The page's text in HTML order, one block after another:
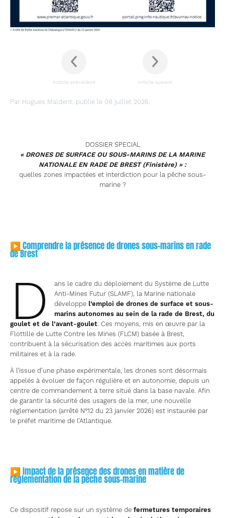
Article précédent Article suivant
Par Hugues Maldent, publié le 08 juillet 2026.
DOSSIER SPECIAL
« DRONES DE SURFACE OU SOUS-MARINS DE LA MARINE
NATIONALE EN RADE DE BREST (Finistère) » :
quelles zones impactées et interdiction pour la pêche sous-
marine ?
▶ Comprendre la présence de drones sous-marins en rade
de Brest
D
ans le cadre du déploiement du Système de Lutte
Anti-Mines Futur (SLAMF), la Marine nationale
développe l’emploi de drones de surface et sous-
marins autonomes au sein de la rade de Brest, du
goulet et de l’avant-goulet. Ces moyens, mis en œuvre par la
Flottille de Lutte Contre les Mines (FLCM) basée à Brest,
contribuent à la sécurisation des accès maritimes aux ports
militaires et à la rade.
À l’issue d’une phase expérimentale, les drones sont désormais
appelés à évoluer de façon régulière et en autonomie, depuis un
centre de commandement à terre situé dans la base navale. Afin
de garantir la sécurité des usagers de la mer, une nouvelle
réglementation (arrêté N°12 du 23 janvier 2026) est instaurée par
le préfet maritime de l’Atlantique.
▶ Impact de la présence des drones en matière de
réglementation de la pêche sous-marine
Ce dispositif repose sur un système de fermetures temporaires